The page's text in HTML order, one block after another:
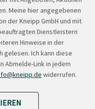
Meine hier angegebenen
der Kneipp GmbH und mit
Dienstleistern
Hinweise in der
gelesen. Ich kann diese
Abmelde-Link in jedem
widerrufen.